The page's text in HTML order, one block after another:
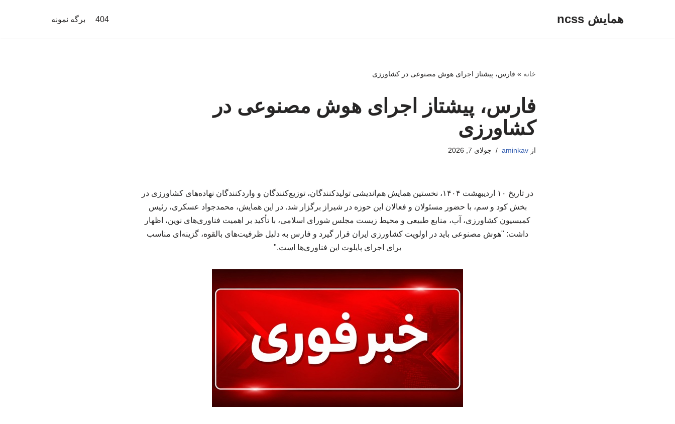
همایش ncss 404 برگه نمونه
خانه » فارس، پیشتاز اجرای هوش مصنوعی در کشاورزی
فارس، پیشتاز اجرای هوش مصنوعی در
کشاورزی
ازaminkav جولای 7, 2026
در تاریخ ۱۰ اردیبهشت ۱۴۰۴، نخستین همایش هم‌اندیشی تولیدکنندگان، توزیع‌کنندگان و واردکنندگان نهاده‌های کشاورزی در
بخش کود و سم، با حضور مسئولان و فعالان این حوزه در شیراز برگزار شد. در این همایش، محمدجواد عسکری، رئیس
کمیسیون کشاورزی، آب، منابع طبیعی و محیط زیست مجلس شورای اسلامی، با تأکید بر اهمیت فناوری‌های نوین، اظهار
داشت: "هوش مصنوعی باید در اولویت کشاورزی ایران قرار گیرد و فارس به دلیل ظرفیت‌های بالقوه، گزینه‌ای مناسب
برای اجرای پایلوت این فناوری‌ها است."